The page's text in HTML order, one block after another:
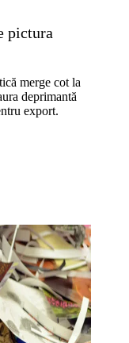
pictura
merge cot la
deprimantă
export.